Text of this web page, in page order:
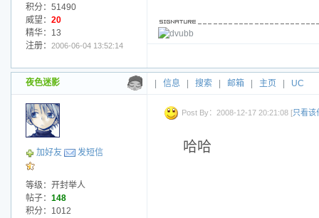
积分：51490
威望： 20
精华：13
注册： 2006-06-04 13:52:14
夜色迷影 信息 搜索 邮箱 主页 UC
加好友 发短信
等级：开封举人
帖子： 148
积分：1012
Post By：2008-12-17 20:21:08 [只看该
哈哈